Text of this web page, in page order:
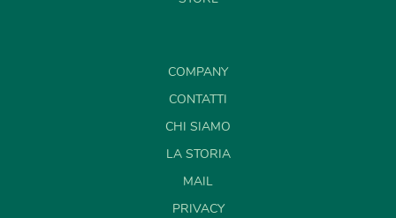
COMPANY
CONTATTI
CHI SIAMO
LA STORIA
MAIL
PRIVACY